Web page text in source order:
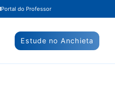
Portal do Professor
Estude no Anchieta